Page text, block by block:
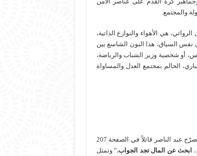
والمجتمع.
هي الأهواء والنوازع الذاتية،
نفس السياق، هذا البون الشاسع بين
أو شخصية وزير الشباب والرياضة،
الحالم بمجتمع العدل والمساواة
يظهر في معظم الرواية أن الأصل هو المال، وأن السياسة مجرد تابع له، حيث يصرّح عبد الناصر قائلاً في الصفحة 207
ابحث عن المال تجد الجواب.” وتمثل